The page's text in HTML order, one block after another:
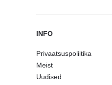
INFO
Privaatsuspoliitika
Meist
Uudised